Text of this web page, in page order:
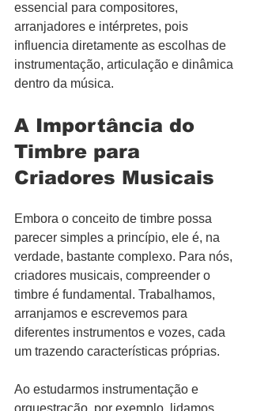
essencial para compositores,
arranjadores e intérpretes, pois
influencia diretamente as escolhas de
instrumentação, articulação e dinâmica
dentro da música.
A Importância do
Timbre para
Criadores Musicais
Embora o conceito de timbre possa
parecer simples a princípio, ele é, na
verdade, bastante complexo. Para nós,
criadores musicais, compreender o
timbre é fundamental. Trabalhamos,
arranjamos e escrevemos para
diferentes instrumentos e vozes, cada
um trazendo características próprias.
Ao estudarmos instrumentação e
orquestração, por exemplo, lidamos